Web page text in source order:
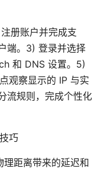
册账户并完成支
端。3) 登录并选择
和 DNS 设置。5)
观察显示的 IP 与实
流规则，完成个性化
巧
距离带来的延迟和